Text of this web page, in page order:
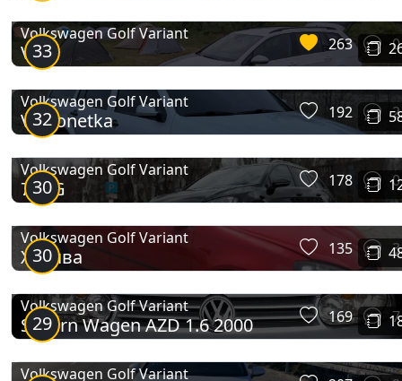
Golf Variant (Mk5)
33
Volkswagen Golf Variant
VW 263 0
32
Volkswagen Golf Variant
VAGonetka 192 2
30
Volkswagen Golf Variant
7VAG 178 0
30
Volkswagen Golf Variant
Халява 135 3
29
Volkswagen Golf Variant
Silbern Wagen AZD 1.6 2000 169 7
Volkswagen Golf Variant